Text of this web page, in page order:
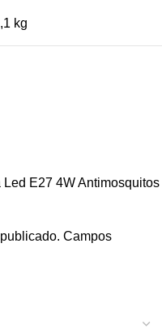
,1 kg
E27 4W Antimosquitos
Campos